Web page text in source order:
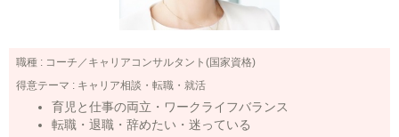
職種 : コーチ／キャリアコンサルタント(国家資格)
得意テーマ : キャリア相談・転職・就活
育児と仕事の両立・ワークライフバランス
転職・退職・辞めたい・迷っている